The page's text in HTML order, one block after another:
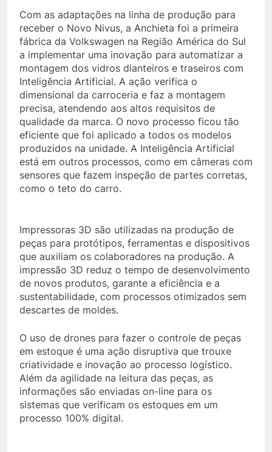
Com as adaptações na linha de produção para
receber o Novo Nivus, a Anchieta foi a primeira
fábrica da Volkswagen na Região América do Sul
a implementar uma inovação para automatizar a
montagem dos vidros dianteiros e traseiros com
Inteligência Artificial. A ação verifica o
dimensional da carroceria e faz a montagem
precisa, atendendo aos altos requisitos de
qualidade da marca. O novo processo ficou tão
eficiente que foi aplicado a todos os modelos
produzidos na unidade. A Inteligência Artificial
está em outros processos, como em câmeras com
sensores que fazem inspeção de partes corretas,
como o teto do carro.
Impressoras 3D são utilizadas na produção de
peças para protótipos, ferramentas e dispositivos
que auxiliam os colaboradores na produção. A
impressão 3D reduz o tempo de desenvolvimento
de novos produtos, garante a eficiência e a
sustentabilidade, com processos otimizados sem
descartes de moldes.
O uso de drones para fazer o controle de peças
em estoque é uma ação disruptiva que trouxe
criatividade e inovação ao processo logístico.
Além da agilidade na leitura das peças, as
informações são enviadas on-line para os
sistemas que verificam os estoques em um
processo 100% digital.